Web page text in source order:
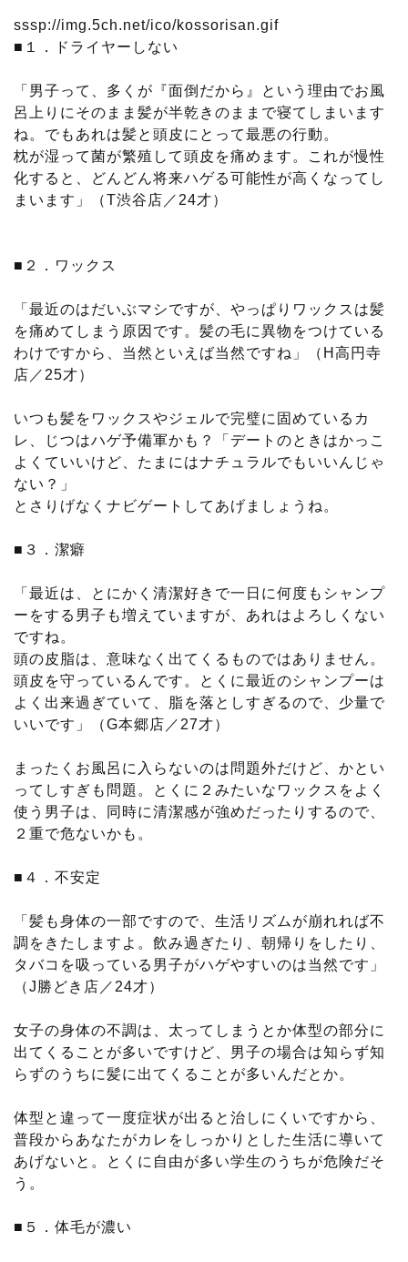
sssp://img.5ch.net/ico/kossorisan.gif
■１．ドライヤーしない
「男子って、多くが『面倒だから』という理由でお風
呂上りにそのまま髪が半乾きのままで寝てしまいます
ね。でもあれは髪と頭皮にとって最悪の行動。
枕が湿って菌が繁殖して頭皮を痛めます。これが慢性
化すると、どんどん将来ハゲる可能性が高くなってし
まいます」（T渋谷店／24才）
■２．ワックス
「最近のはだいぶマシですが、やっぱりワックスは髪
を痛めてしまう原因です。髪の毛に異物をつけている
わけですから、当然といえば当然ですね」（H高円寺
店／25才）
いつも髪をワックスやジェルで完璧に固めているカ
レ、じつはハゲ予備軍かも？「デートのときはかっこ
よくていいけど、たまにはナチュラルでもいいんじゃ
ない？」
とさりげなくナビゲートしてあげましょうね。
■３．潔癖
「最近は、とにかく清潔好きで一日に何度もシャンプ
ーをする男子も増えていますが、あれはよろしくない
ですね。
頭の皮脂は、意味なく出てくるものではありません。
頭皮を守っているんです。とくに最近のシャンプーは
よく出来過ぎていて、脂を落としすぎるので、少量で
いいです」（G本郷店／27才）
まったくお風呂に入らないのは問題外だけど、かとい
ってしすぎも問題。とくに２みたいなワックスをよく
使う男子は、同時に清潔感が強めだったりするので、
２重で危ないかも。
■４．不安定
「髪も身体の一部ですので、生活リズムが崩れれば不
調をきたしますよ。飲み過ぎたり、朝帰りをしたり、
タバコを吸っている男子がハゲやすいのは当然です」
（J勝どき店／24才）
女子の身体の不調は、太ってしまうとか体型の部分に
出てくることが多いですけど、男子の場合は知らず知
らずのうちに髪に出てくることが多いんだとか。
体型と違って一度症状が出ると治しにくいですから、
普段からあなたがカレをしっかりとした生活に導いて
あげないと。とくに自由が多い学生のうちが危険だそ
う。
■５．体毛が濃い